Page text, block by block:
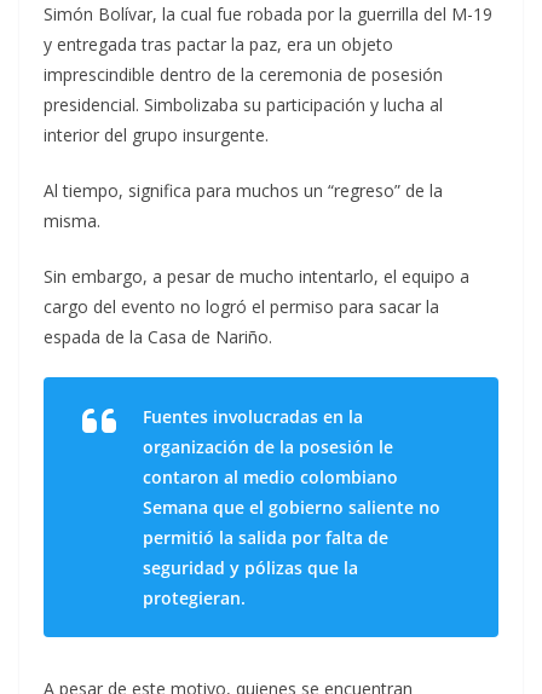
Simón Bolívar, la cual fue robada por la guerrilla del M-19
y entregada tras pactar la paz, era un objeto
imprescindible dentro de la ceremonia de posesión
presidencial. Simbolizaba su participación y lucha al
interior del grupo insurgente.
Al tiempo, significa para muchos un “regreso” de la
misma.
Sin embargo, a pesar de mucho intentarlo, el equipo a
cargo del evento no logró el permiso para sacar la
espada de la Casa de Nariño.
Fuentes involucradas en la
organización de la posesión le
contaron al medio colombiano
Semana que el gobierno saliente no
permitió la salida por falta de
seguridad y pólizas que la
protegieran.
A pesar de este motivo, quienes se encuentran